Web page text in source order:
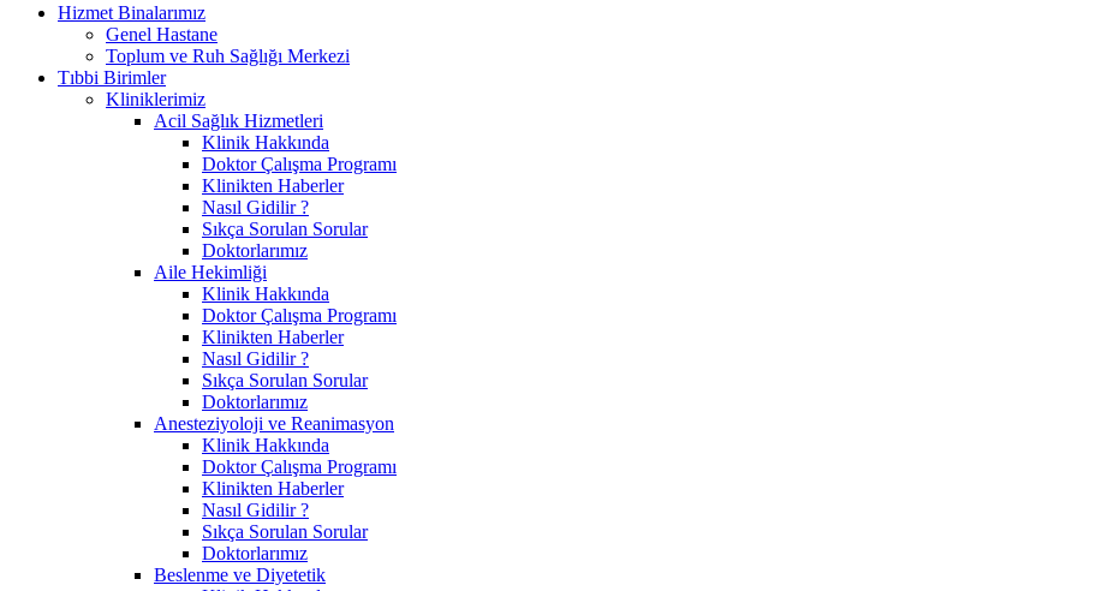
Hizmet Binalarımız
Genel Hastane
Toplum ve Ruh Sağlığı Merkezi
Tıbbi Birimler
Kliniklerimiz
Acil Sağlık Hizmetleri
Klinik Hakkında
Doktor Çalışma Programı
Klinikten Haberler
Nasıl Gidilir ?
Sıkça Sorulan Sorular
Doktorlarımız
Aile Hekimliği
Klinik Hakkında
Doktor Çalışma Programı
Klinikten Haberler
Nasıl Gidilir ?
Sıkça Sorulan Sorular
Doktorlarımız
Anesteziyoloji ve Reanimasyon
Klinik Hakkında
Doktor Çalışma Programı
Klinikten Haberler
Nasıl Gidilir ?
Sıkça Sorulan Sorular
Doktorlarımız
Beslenme ve Diyetetik